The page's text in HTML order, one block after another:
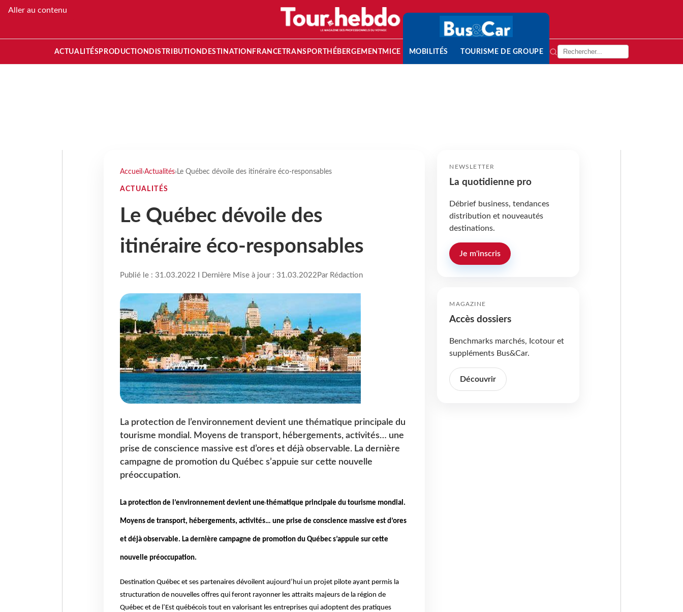
Aller au contenu
ACTUALITÉS PRODUCTION DISTRIBUTION DESTINATION FRANCETRANSPORT HÉBERGEMENTMICE MOBILITÉS TOURISME DE GROUPE
Accueil ›Actualités› Le Québec dévoile des itinéraire éco-responsables
ACTUALITÉS
Le Québec dévoile des
itinéraire éco-responsables
Publié le : 31.03.2022 I Dernière Mise à jour : 31.03.2022 Par Rédaction
La protection de l’environnement devient une thématique principale du
tourisme mondial. Moyens de transport, hébergements, activités… une
prise de conscience massive est d’ores et déjà observable. La dernière
campagne de promotion du Québec s’appuie sur cette nouvelle
préoccupation.
La protection de l’environnement devient une thématique principale du tourisme mondial.
Moyens de transport, hébergements, activités… une prise de conscience massive est d’ores
et déjà observable. La dernière campagne de promotion du Québec s’appuie sur cette
nouvelle préoccupation.
Destination Québec et ses partenaires dévoilent aujourd’hui un projet pilote ayant permis la
structuration de nouvelles offres qui feront rayonner les attraits majeurs de la région de
Québec et de l’Est québécois tout en valorisant les entreprises qui adoptent des pratiques
NEWSLETTER
La quotidienne pro
Débrief business, tendances
distribution et nouveautés
destinations.
Je m'inscris
MAGAZINE
Accès dossiers
Benchmarks marchés, Icotour et
suppléments Bus&Car.
Découvrir